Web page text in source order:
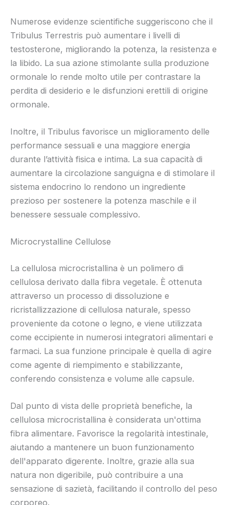
Numerose evidenze scientifiche suggeriscono che il
Tribulus Terrestris può aumentare i livelli di
testosterone, migliorando la potenza, la resistenza e
la libido. La sua azione stimolante sulla produzione
ormonale lo rende molto utile per contrastare la
perdita di desiderio e le disfunzioni erettili di origine
ormonale.
Inoltre, il Tribulus favorisce un miglioramento delle
performance sessuali e una maggiore energia
durante l’attività fisica e intima. La sua capacità di
aumentare la circolazione sanguigna e di stimolare il
sistema endocrino lo rendono un ingrediente
prezioso per sostenere la potenza maschile e il
benessere sessuale complessivo.
Microcrystalline Cellulose
La cellulosa microcristallina è un polimero di
cellulosa derivato dalla fibra vegetale. È ottenuta
attraverso un processo di dissoluzione e
ricristallizzazione di cellulosa naturale, spesso
proveniente da cotone o legno, e viene utilizzata
come eccipiente in numerosi integratori alimentari e
farmaci. La sua funzione principale è quella di agire
come agente di riempimento e stabilizzante,
conferendo consistenza e volume alle capsule.
Dal punto di vista delle proprietà benefiche, la
cellulosa microcristallina è considerata un'ottima
fibra alimentare. Favorisce la regolarità intestinale,
aiutando a mantenere un buon funzionamento
dell'apparato digerente. Inoltre, grazie alla sua
natura non digeribile, può contribuire a una
sensazione di sazietà, facilitando il controllo del peso
corporeo.